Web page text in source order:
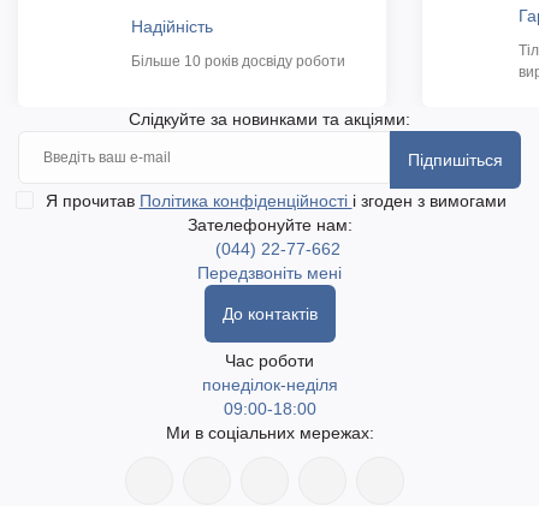
Надійність
Більше 10 років досвіду роботи
Слідкуйте за новинками та акціями:
Підпишіться
Я прочитав Політика конфіденційності і згоден з вимогами
Зателефонуйте нам:
(044) 22-77-662
Передзвоніть мені
До контактів
Час роботи
понеділок-неділя
09:00-18:00
Ми в соціальних мережах: